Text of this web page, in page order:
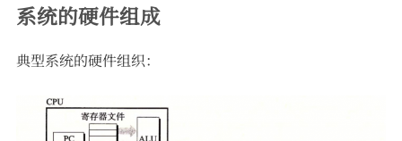
系统的硬件组成
典型系统的硬件组织：